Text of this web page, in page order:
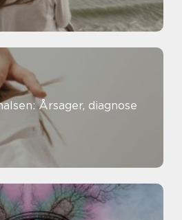
Årsager, diagnose